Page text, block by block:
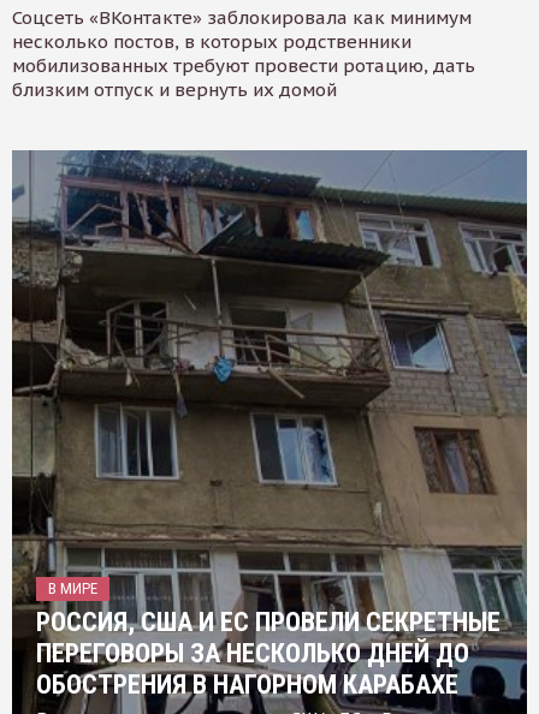
Соцсеть «ВКонтакте» заблокировала как минимум
несколько постов, в которых родственники
мобилизованных требуют провести ротацию, дать
близким отпуск и вернуть их домой
В МИРЕ
РОССИЯ, США И ЕС ПРОВЕЛИ СЕКРЕТНЫЕ
ПЕРЕГОВОРЫ ЗА НЕСКОЛЬКО ДНЕЙ ДО
ОБОСТРЕНИЯ В НАГОРНОМ КАРАБАХЕ